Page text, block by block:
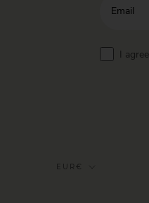
Terms
I
Currency
EUR€